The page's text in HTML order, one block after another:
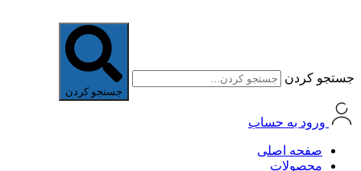
جستجو کردن
جستجو کردن
ورود به حساب
صفحه اصلی
محصولات